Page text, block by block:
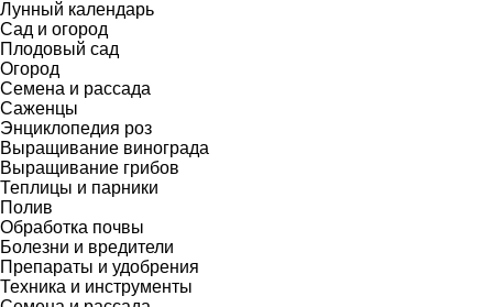
Лунный календарь
Сад и огород
Плодовый сад
Огород
Семена и рассада
Саженцы
Энциклопедия роз
Выращивание винограда
Выращивание грибов
Теплицы и парники
Полив
Обработка почвы
Болезни и вредители
Препараты и удобрения
Техника и инструменты